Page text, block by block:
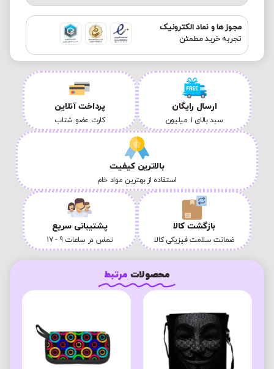
مجوز ها و نماد الکترونیک
تجربه خرید مطمئن
ارسال رایگان
سبد بالای 1 میلیون
پرداخت آنلاین
کارت عضو شتاب
بالاترین کیفیت
استفاده از بهترین مواد خام
بازگشت کالا
ضمانت سلامت فیزیکی کالا
پشتیبانی سریع
تماس در ساعات 9 - 17
محصولات مرتبط